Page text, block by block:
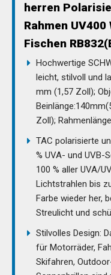
herren
Rahmen
Fischen
Hochwertige
leicht, stilvoll und
mm (1,57 Zoll);
Zoll);
TAC polarisierte
% UVA- und UVB-
100 % aller UVA/
Lichtstrahlen bis
Farbe wieder her,
Streulicht und
Stilvolles Design:
für Motorräder,
Skifahren,